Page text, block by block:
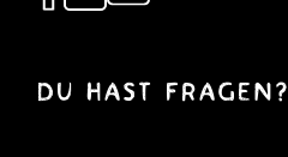
DU hast Fragen?